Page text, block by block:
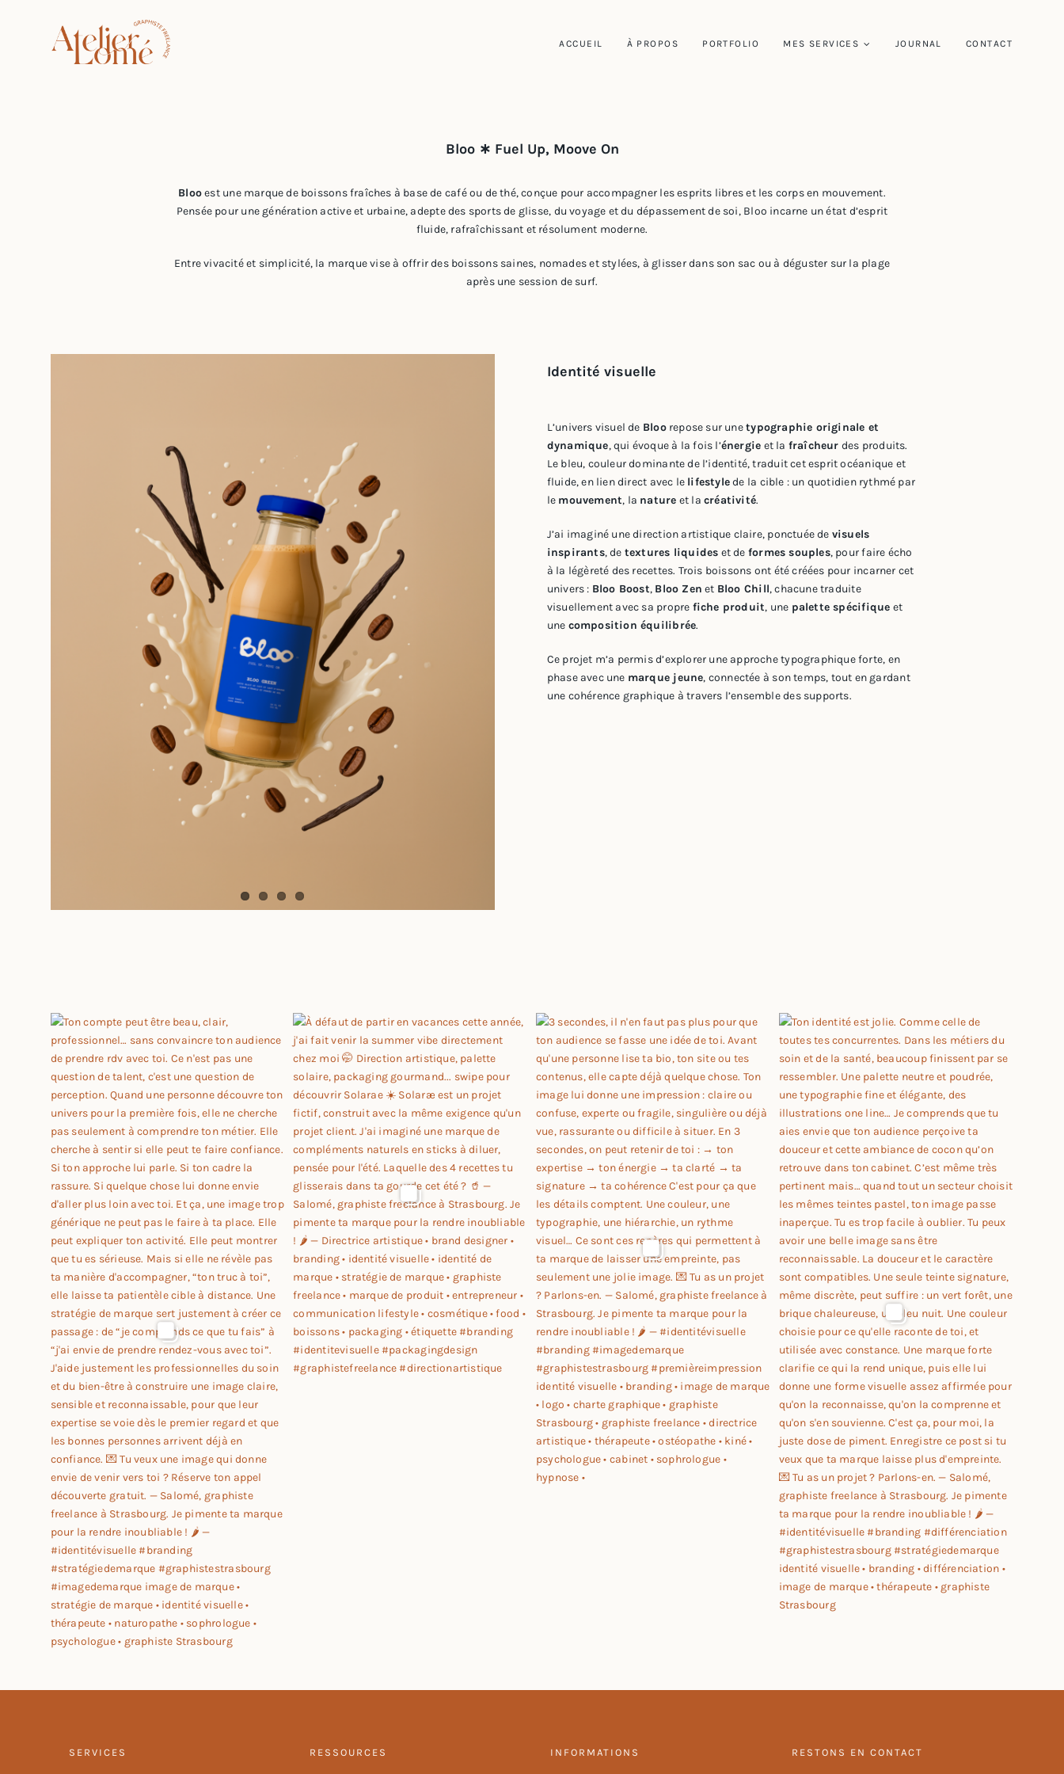
ACCUEIL À PROPOS PORTFOLIO MES SERVICES JOURNAL CONTACT
Bloo ∗ Fuel Up, Moove On
Blooest une marque de boissons fraîches à base de café ou de thé, conçue pour accompagner les esprits libres et les corps en mouvement.
Pensée pour une génération active et urbaine, adepte des sports de glisse, du voyage et du dépassement de soi, Bloo incarne un état d’esprit
fluide, rafraîchissant et résolument moderne.
Entre vivacité et simplicité, la marque vise à offrir des boissons saines, nomades et stylées, à glisser dans son sac ou à déguster sur la plage
après une session de surf.
Identité visuelle
L’univers visuel de Bloorepose sur unetypographie originale et
dynamique, qui évoque à la fois l’énergie et la fraîcheur des produits.
Le bleu, couleur dominante de l’identité, traduit cet esprit océanique et
fluide, en lien direct avec le lifestylede la cible : un quotidien rythmé par
le mouvement, la nature et lacréativité.
J’ai imaginé une direction artistique claire, ponctuée de visuels
inspirants, de textures liquides et de formes souples, pour faire écho
à la légèreté des recettes. Trois boissons ont été créées pour incarner cet
univers : Bloo Boost, Bloo Zen et Bloo Chill, chacune traduite
visuellement avec sa propre fiche produit, une palette spécifique et
une composition équilibrée.
Ce projet m’a permis d’explorer une approche typographique forte, en
phase avec une marque jeune, connectée à son temps, tout en gardant
une cohérence graphique à travers l’ensemble des supports.
SERVICES RESSOURCES INFORMATIONS RESTONS EN CONTACT